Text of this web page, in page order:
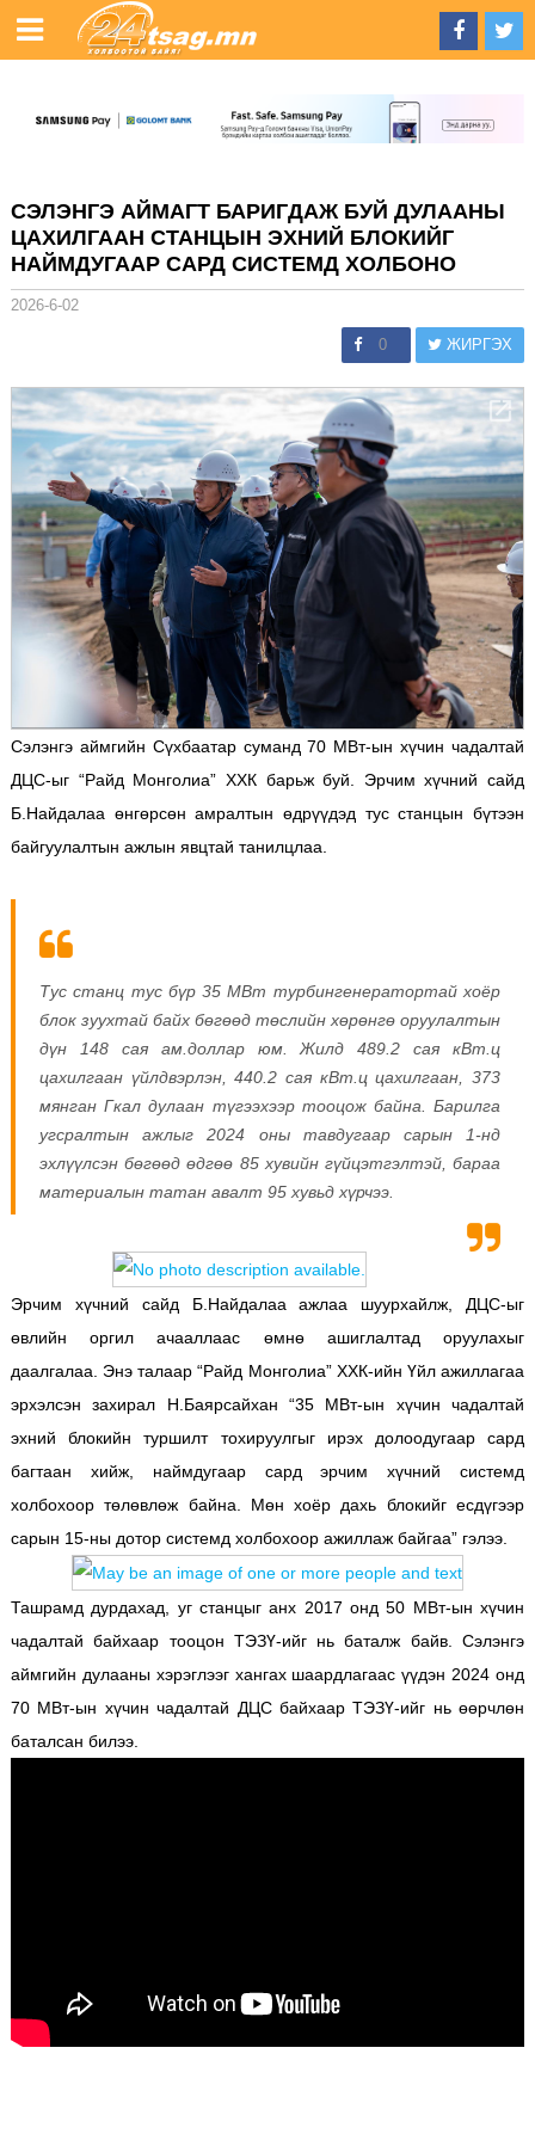
СЭЛЭНГЭ АЙМАГТ БАРИГДАЖ БУЙ ДУЛААНЫ
ЦАХИЛГААН СТАНЦЫН ЭХНИЙ БЛОКИЙГ
НАЙМДУГААР САРД СИСТЕМД ХОЛБОНО
2026-6-02
0 ЖИРГЭХ
Сэлэнгэ аймгийн Сүхбаатар суманд 70 МВт-ын хүчин чадалтай
ДЦС-ыг “Райд Монголиа” ХХК барьж буй. Эрчим хүчний сайд
Б.Найдалаа өнгөрсөн амралтын өдрүүдэд тус станцын бүтээн
байгуулалтын ажлын явцтай танилцлаа.
Тус станц тус бүр 35 МВт турбингенератортай хоёр
блок зуухтай байх бөгөөд төслийн хөрөнгө оруулалтын
дүн 148 сая ам.доллар юм. Жилд 489.2 сая кВт.ц
цахилгаан үйлдвэрлэн, 440.2 сая кВт.ц цахилгаан, 373
мянган Гкал дулаан түгээхээр тооцож байна. Барилга
угсралтын ажлыг 2024 оны тавдугаар сарын 1-нд
эхлүүлсэн бөгөөд өдгөө 85 хувийн гүйцэтгэлтэй, бараа
материалын татан авалт 95 хувьд хүрчээ.
Эрчим хүчний сайд Б.Найдалаа ажлаа шуурхайлж, ДЦС-ыг
өвлийн оргил ачааллаас өмнө ашиглалтад оруулахыг
даалгалаа. Энэ талаар “Райд Монголиа” ХХК-ийн Үйл ажиллагаа
эрхэлсэн захирал Н.Баярсайхан “35 МВт-ын хүчин чадалтай
эхний блокийн туршилт тохируулгыг ирэх долоодугаар сард
багтаан хийж, наймдугаар сард эрчим хүчний системд
холбохоор төлөвлөж байна. Мөн хоёр дахь блокийг есдүгээр
сарын 15-ны дотор системд холбохоор ажиллаж байгаа” гэлээ.
Ташрамд дурдахад, уг станцыг анх 2017 онд 50 МВт-ын хүчин
чадалтай байхаар тооцон ТЭЗҮ-ийг нь баталж байв. Сэлэнгэ
аймгийн дулааны хэрэглээг хангах шаардлагаас үүдэн 2024 онд
70 МВт-ын хүчин чадалтай ДЦС байхаар ТЭЗҮ-ийг нь өөрчлөн
баталсан билээ.